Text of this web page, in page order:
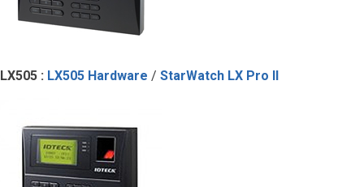
LX505 : LX505 Hardware / StarWatch LX Pro II